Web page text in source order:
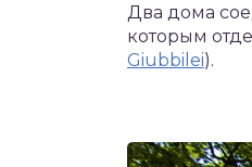
Два дома
которым
Giubbilei).